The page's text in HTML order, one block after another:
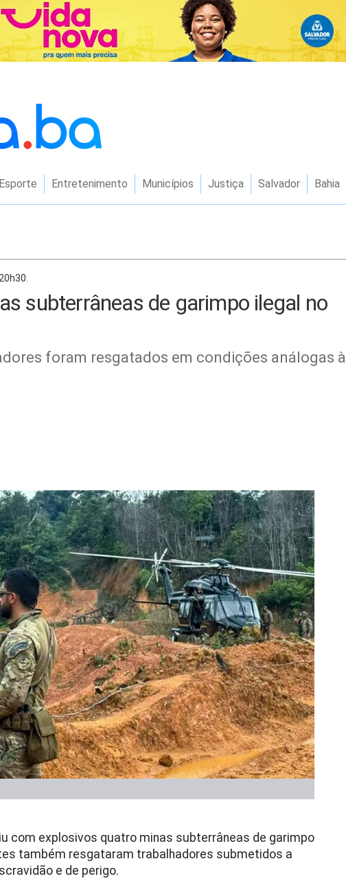
Esporte Entretenimento Municípios Justiça Salvador Bahia
subterrâneas de garimpo ilegal no
foram resgatados em condições análogas à
com explosivos quatro minas subterrâneas de garimpo
também resgataram trabalhadores submetidos a
e de perigo.